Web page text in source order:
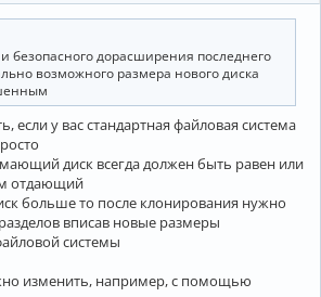
и безопасного дорасширения последнего
возможного размера нового диска
если у вас стандартная файловая система
диск всегда должен быть равен или
отдающий
больше то после клонирования нужно
вписав новые размеры
системы
изменить, например, с помощью